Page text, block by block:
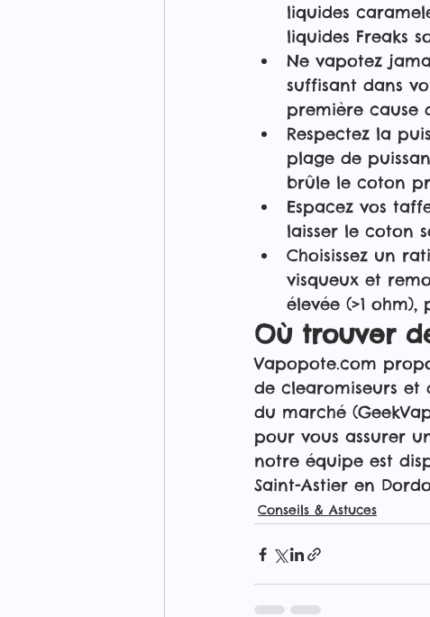
liquides
liquides Freaks
Ne vapotez
suffisant dans
première cause
Respectez la
plage de
brûle le coton
Espacez vos
laisser le coton
Choisissez un
visqueux et
élevée (>1
Où trouver
Vapopote.com
de clearomiseurs et
du marché
pour vous assurer
notre équipe est
Saint-Astier en
Conseils & Astuces